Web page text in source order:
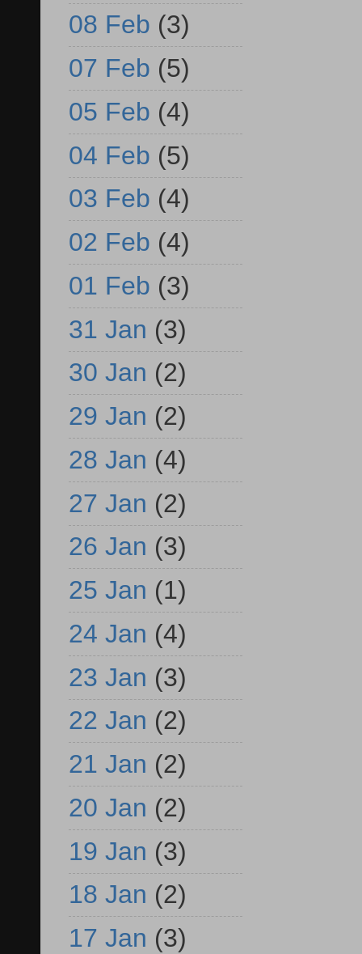
08 Feb (3)
07 Feb (5)
05 Feb (4)
04 Feb (5)
03 Feb (4)
02 Feb (4)
01 Feb (3)
31 Jan (3)
30 Jan (2)
29 Jan (2)
28 Jan (4)
27 Jan (2)
26 Jan (3)
25 Jan (1)
24 Jan (4)
23 Jan (3)
22 Jan (2)
21 Jan (2)
20 Jan (2)
19 Jan (3)
18 Jan (2)
17 Jan (3)